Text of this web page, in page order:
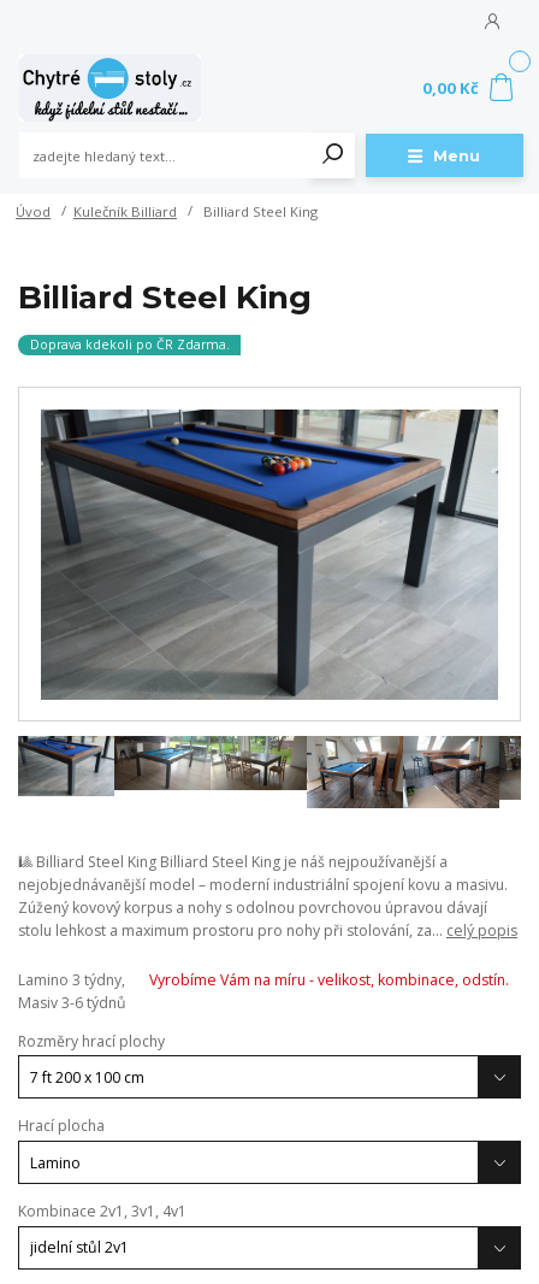
Menu
0,00 Kč
Úvod Kulečník Billiard Billiard Steel King
Billiard Steel King
Doprava kdekoli po ČR Zdarma.
🎱 Billiard Steel King Billiard Steel King je náš nejpoužívanější a
nejobjednávanější model – moderní industriální spojení kovu a masivu.
Zúžený kovový korpus a nohy s odolnou povrchovou úpravou dávají
stolu lehkost a maximum prostoru pro nohy při stolování, za... celý popis
Lamino 3 týdny,
Masiv 3-6 týdnů
Vyrobíme Vám na míru - velikost, kombinace, odstín.
Rozměry hrací plochy
Hrací plocha
Kombinace 2v1, 3v1, 4v1